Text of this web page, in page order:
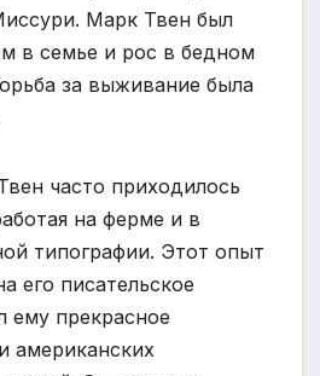
Марк Твен был
в семье и рос в бедном
за выживание была
часто приходилось
на ферме и в
типографии. Этот опыт
его писательское
ему прекрасное
американских